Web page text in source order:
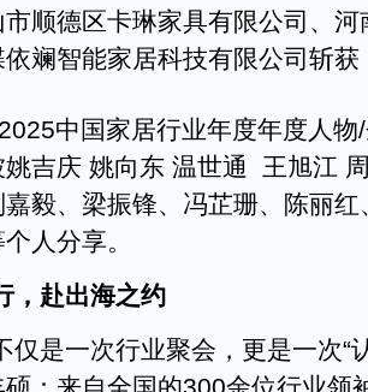
顺德区卡琳家具有限公司、
斓智能家居科技有限公司斩获
中国家居行业年度年度人
姚吉庆 姚向东 温世通 王旭江
毅、梁振锋、冯芷珊、陈丽
人分享。
，赴出海之约
仅是一次行业聚会，更是一次“